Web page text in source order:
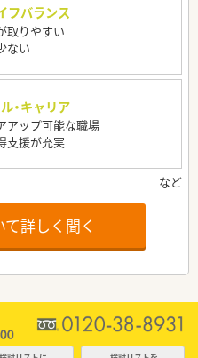
フバランス
取りやすい
ない
・キャリア
アップ可能な職場
支援が充実
詳しく聞く